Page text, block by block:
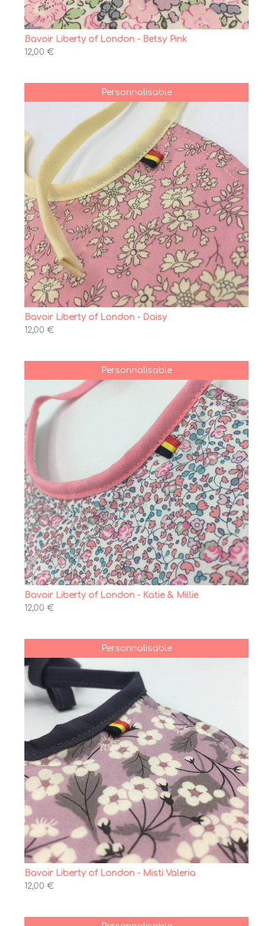
Bavoir Liberty of London - Betsy Pink
12,00 €
Personnalisable
Bavoir Liberty of London - Daisy
12,00 €
Personnalisable
Bavoir Liberty of London - Katie & Millie
12,00 €
Personnalisable
Bavoir Liberty of London - Misti Valeria
12,00 €